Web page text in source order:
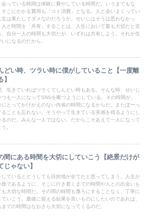
会っている時間は体験に費やしている時間だ。いうまでもな
そこにかかる費用も「コト消費」となる。人と会いまくってい
生は果たしてダメなのだろうか。せいじはそうは思わなかっ
人と時間を「共有」することは、人生において最も大切だと言
。自分一人の時間も大切だが、いずれは共有しよう。それが生
いになるのだから。
どい時、ツラい時に僕がしていること【一度離
】
、生きていればツラくてしんどい時もある。そんな時、せいじ
つも一人になってSNSを断つようにしている。その時間が、
にとってかけがえのない内省の時間になるからだ。またぼーっ
ることも忘れない。そうやって生きている実感を得るようにし
るのだ。みんな一人ではない。だからこそあえて一人になって
。
間にある時間を大切にしていこう【絶景だけが
じゃない】
しているとどうしても目的地が全てだと思ってしまう。人生が
旅であるように、そこに行き着くまでの時間や人との出会いも
も大切な時間だ。その間の時間も蔑ろにすることなく、丁寧に
ていこう。最後に迎える結果を良いものにしたいのであれば、
までの時間はなおさら大切になってくるのだ。